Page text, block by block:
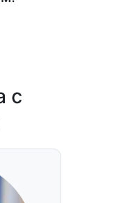
с